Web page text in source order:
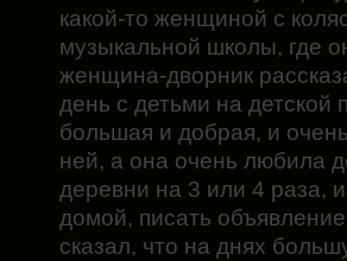
какой-то женщиной с
музыкальной школы, где
женщина-дворник
день с детьми на
большая и добрая, и
ней, а она очень любила
деревни на 3 или 4 раза,
домой, писать
сказал, что на днях